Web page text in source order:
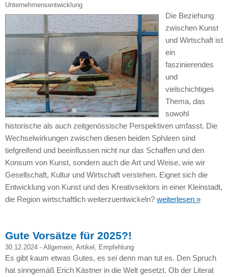
Unternehmensentwicklung
Die Beziehung
zwischen Kunst
und Wirtschaft ist
ein
faszinierendes
und
vielschichtiges
Thema, das
sowohl
historische als auch zeitgenössische Perspektiven umfasst. Die
Wechselwirkungen zwischen diesen beiden Sphären sind
tiefgreifend und beeinflussen nicht nur das Schaffen und den
Konsum von Kunst, sondern auch die Art und Weise, wie wir
Gesellschaft, Kultur und Wirtschaft verstehen. Eignet sich die
Entwicklung von Kunst und des Kreativsektors in einer Kleinstadt,
die Region wirtschaftlich weiterzuentwickeln? weiterlesen »
Gute Vorsätze für 2025?!
30.12.2024 - Allgemein, Artikel Empfehlung
Es gibt kaum etwas Gutes, es sei denn man tut es. Den Spruch
hat sinngemäß Erich Kästner in die Welt gesetzt. Ob der Literat